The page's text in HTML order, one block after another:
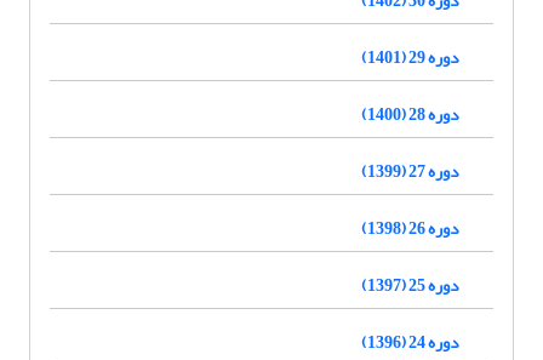
دوره 29 (1401)
دوره 28 (1400)
دوره 27 (1399)
دوره 26 (1398)
دوره 25 (1397)
دوره 24 (1396)